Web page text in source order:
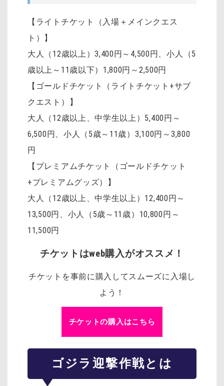
【ライトチケット（入場＋メインクエス
ト）】
大人（12歳以上）3,400円～4,500円、小人（5
歳以上～11歳以下）1,800円～2,500円
【ゴールドチケット（ライトチケット+サブ
クエスト）】
大人（12歳以上、中学生以上）5,400円～
6,500円、小人（5歳～11歳）3,100円～3,800
円
【プレミアムチケット（ゴールドチケット
+プレミアムグッズ）】
大人（12歳以上、中学生以上）12,400円～
13,500円、小人（5歳～11歳）10,800円～
11,500円
チケットはweb購入がオススメ！
チケットを事前に購入してスムーズに入場し
よう！
チケットの購入はこちら
ゴジラ迎撃作戦とは